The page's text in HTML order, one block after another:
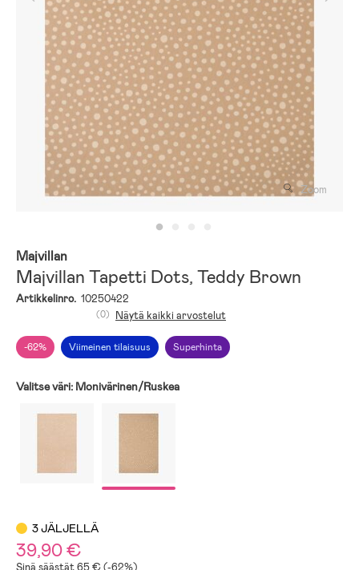
Zoom
Majvillan
Majvillan Tapetti Dots, Teddy Brown
Artikkelinro. 10250422
-62% Viimeinen tilaisuus Superhinta
(0) Näytä kaikki arvostelut
Valitse väri: Monivärinen/Ruskea
3 JÄLJELLÄ
39,90 €
Sinä säästät 65 € (-62%)